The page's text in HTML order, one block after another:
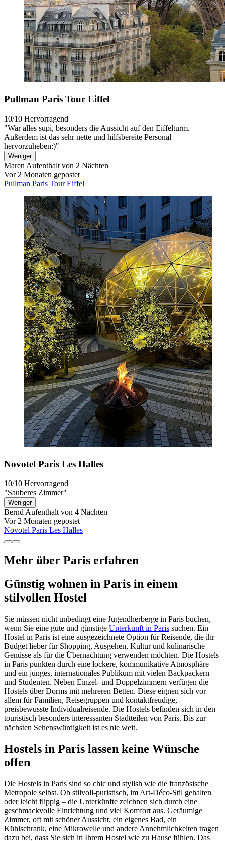
Pullman Paris Tour Eiffel
10/10 Hervorragend
"War alles supi, besonders die Aussicht auf den Eiffelturm.
Außerdem ist das sehr nette und hilfsbereite Personal
hervorzuheben:)"
Weniger
Maren Aufenthalt von 2 Nächten
Vor 2 Monaten gepostet
Pullman Paris Tour Eiffel
Novotel Paris Les Halles
10/10 Hervorragend
"Sauberes Zimmer"
Weniger
Bernd Aufenthalt von 4 Nächten
Vor 2 Monaten gepostet
Novotel Paris Les Halles
Mehr über Paris erfahren
Günstig wohnen in Paris in einem
stilvollen Hostel
Sie müssen nicht unbedingt eine Jugendherberge in Paris buchen,
wenn Sie eine gute und günstige Unterkunft in Paris suchen. Ein
Hostel in Paris ist eine ausgezeichnete Option für Reisende, die ihr
Budget lieber für Shopping, Ausgehen, Kultur und kulinarische
Genüsse als für die Übernachtung verwenden möchten. Die Hostels
in Paris punkten durch eine lockere, kommunikative Atmosphäre
und ein junges, internationales Publikum mit vielen Backpackern
und Studenten. Neben Einzel- und Doppelzimmern verfügen die
Hostels über Dorms mit mehreren Betten. Diese eignen sich vor
allem für Familien, Reisegruppen und kontaktfreudige,
preisbewusste Individualreisende. Die Hostels befinden sich in den
touristisch besonders interessanten Stadtteilen von Paris. Bis zur
nächsten Sehenswürdigkeit ist es nie weit.
Hostels in Paris lassen keine Wünsche
offen
Die Hostels in Paris sind so chic und stylish wie die französische
Metropole selbst. Ob stilvoll-puristisch, im Art-Déco-Stil gehalten
oder leicht flippig – die Unterkünfte zeichnen sich durch eine
geschmackvolle Einrichtung und viel Komfort aus. Geräumige
Zimmer, oft mit schöner Aussicht, ein eigenes Bad, ein
Kühlschrank, eine Mikrowelle und andere Annehmlichkeiten tragen
dazu bei, dass Sie sich in Ihrem Hostel wie zu Hause fühlen. Das